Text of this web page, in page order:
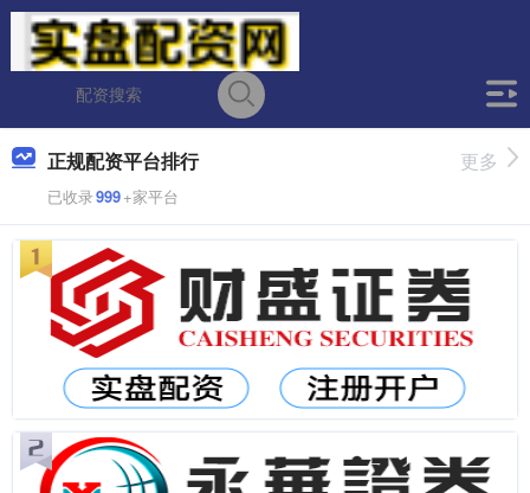
正规配资平台排行
已收录999+家平台
更多